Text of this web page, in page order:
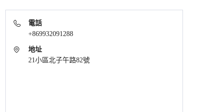
電話
+869932091288
地址
21小區北子午路82號